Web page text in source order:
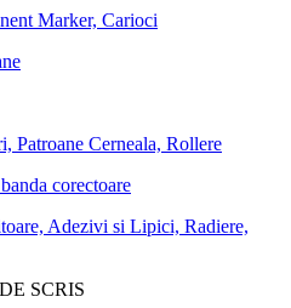
Marker, Carioci
Patroane Cerneala, Rollere
corectoare
Adezivi si Lipici, Radiere,
SCRIS